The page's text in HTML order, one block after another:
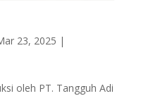
23, 2025 |
oleh PT. Tangguh Adi